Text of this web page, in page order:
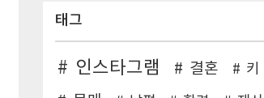
태그
인스타그램 결혼 키